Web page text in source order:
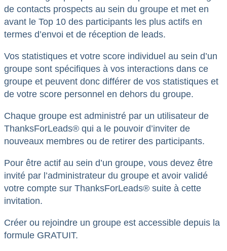
de contacts prospects au sein du groupe et met en
avant le Top 10 des participants les plus actifs en
termes d’envoi et de réception de leads.
Vos statistiques et votre score individuel au sein d’un
groupe sont spécifiques à vos interactions dans ce
groupe et peuvent donc différer de vos statistiques et
de votre score personnel en dehors du groupe.
Chaque groupe est administré par un utilisateur de
ThanksForLeads® qui a le pouvoir d’inviter de
nouveaux membres ou de retirer des participants.
Pour être actif au sein d’un groupe, vous devez être
invité par l’administrateur du groupe et avoir validé
votre compte sur ThanksForLeads® suite à cette
invitation.
Créer ou rejoindre un groupe est accessible depuis la
formule GRATUIT.